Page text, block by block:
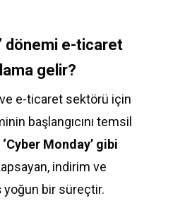
dönemi e-ticaret
gelir?
e-ticaret sektörü için
başlangıcını temsil
Monday’ gibi
indirim ve
yoğun bir süreçtir.